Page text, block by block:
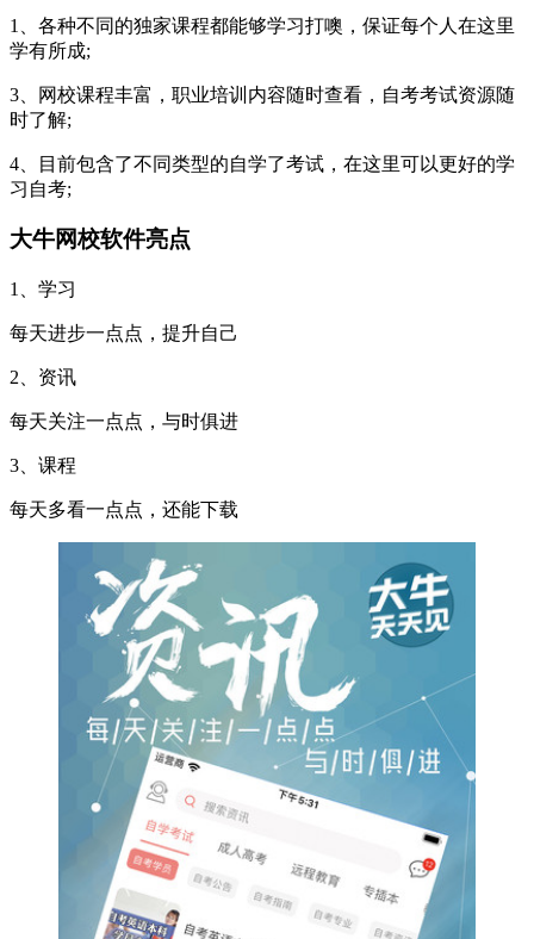
1、各种不同的独家课程都能够学习打噢，保证每个人在这里
学有所成;
3、网校课程丰富，职业培训内容随时查看，自考考试资源随
时了解;
4、目前包含了不同类型的自学了考试，在这里可以更好的学
习自考;
大牛网校软件亮点
1、学习
每天进步一点点，提升自己
2、资讯
每天关注一点点，与时俱进
3、课程
每天多看一点点，还能下载